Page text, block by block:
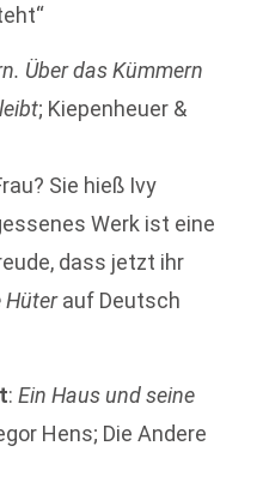
Über das Kümmern
; Kiepenheuer &
Sie hieß Ivy
Werk ist eine
dass jetzt ihr
Hüterauf Deutsch
: Ein Haus und seine
Hens; Die Andere